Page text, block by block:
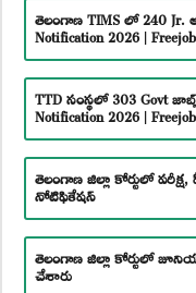
తెలంగాణ TIMS లో 240 Jr.
Notification 2026 |
TTD సంస్థలో 303 Govt
Notification 2026 |
తెలంగాణ జిల్లా కోర్టులో పరీక్ష,
నోటిఫికేషన్
తెలంగాణ జిల్లా కోర్టులో
చేశారు